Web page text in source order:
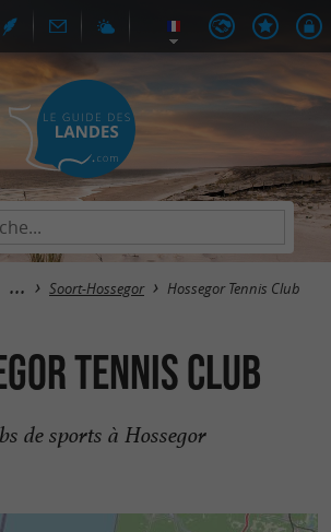
Soort-Hossegor Hossegor Tennis Club
Tennis Club
de sports à Hossegor